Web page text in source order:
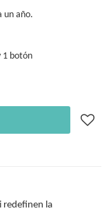
un año.
1 botón
redefinen la